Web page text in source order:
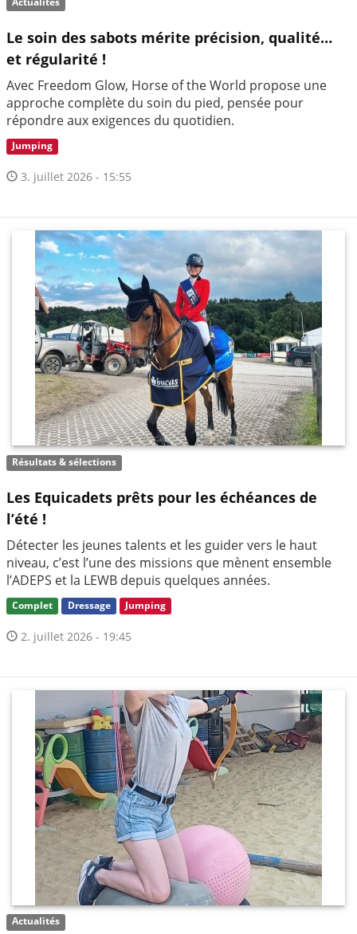
Le soin des sabots mérite précision, qualité…
et régularité !
Avec Freedom Glow, Horse of the World propose une
approche complète du soin du pied, pensée pour
répondre aux exigences du quotidien.
Jumping
3. juillet 2026 - 15:55
Résultats & sélections
Les Equicadets prêts pour les échéances de
l’été !
Détecter les jeunes talents et les guider vers le haut
niveau, c’est l’une des missions que mènent ensemble
l’ADEPS et la LEWB depuis quelques années.
Complet Dressage Jumping
2. juillet 2026 - 19:45
Actualités